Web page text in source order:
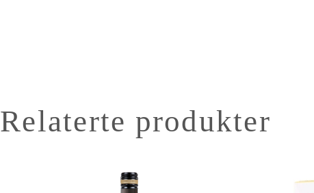
Relaterte produkter